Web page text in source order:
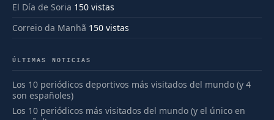
El Día de Soria 150 vistas
Correio da Manhã 150 vistas
ÚLTIMAS NOTICIAS
Los 10 periódicos deportivos más visitados del mundo (y 4
son españoles)
Los 10 periódicos más visitados del mundo (y el único en